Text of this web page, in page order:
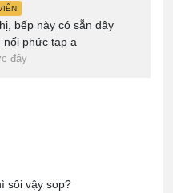
bếp này có sẵn dây
nối phức tạp ạ
đây
sôi vậy sop?